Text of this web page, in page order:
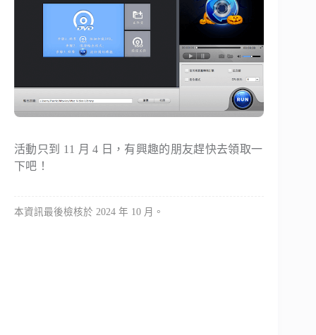
活動只到 11 月 4 日，有興趣的朋友趕快去領取一
下吧！
本資訊最後檢核於 2024 年 10 月。